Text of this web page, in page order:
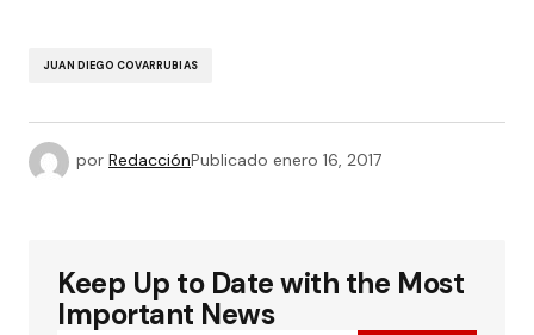
JUAN DIEGO COVARRUBIAS
por RedacciónPublicado enero 16, 2017
Keep Up to Date with the Most
Important News